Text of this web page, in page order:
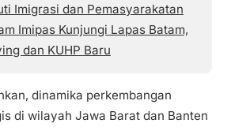
Imigrasi dan Pemasyarakatan
Imipas Kunjungi Lapas Batam,
dan KUHP Baru
dinamika perkembangan
di wilayah Jawa Barat dan Banten